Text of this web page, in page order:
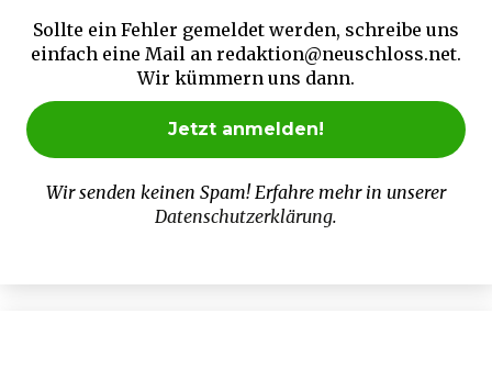
Sollte ein Fehler gemeldet werden, schreibe uns
einfach eine Mail an redaktion@neuschloss.net.
Wir kümmern uns dann.
Wir senden keinen Spam! Erfahre mehr in unserer
Datenschutzerklärung.